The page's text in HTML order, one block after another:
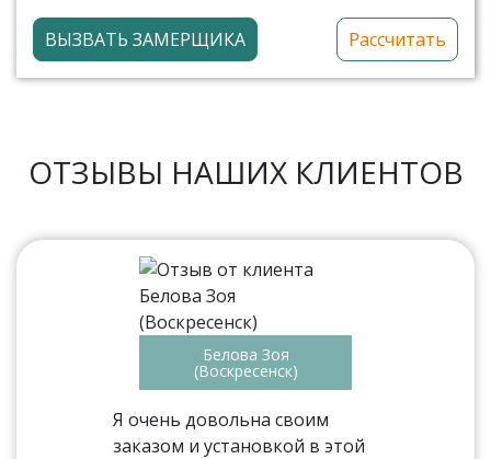
ВЫЗВАТЬ ЗАМЕРЩИКА Рассчитать
ОТЗЫВЫ НАШИХ КЛИЕНТОВ
Белова Зоя
(Воскресенск)
Я очень довольна своим
заказом и установкой в этой